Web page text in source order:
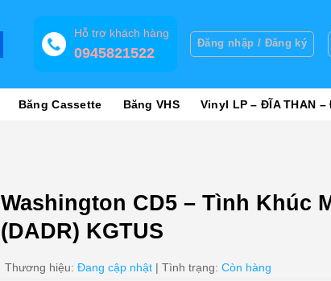
Hỗ trợ khách hàng
0945821522
Đăng nhập / Đăng ký
Băng Cassette Băng VHS Vinyl LP – ĐĨA THAN –
Washington CD5 – Tình Khúc
(DADR) KGTUS
Thương hiệu: Đang cập nhật | Tình trạng: Còn hàng